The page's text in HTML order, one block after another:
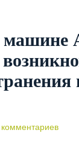
машине